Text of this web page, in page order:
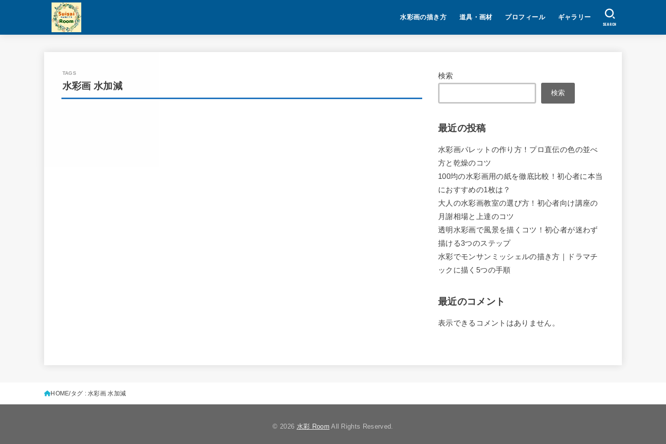
水彩画の描き方 道具・画材 プロフィール ギャラリー
SEARCH
水彩画 水加減
検索
検索
最近の投稿
水彩画パレットの作り方！プロ直伝の色の並べ
方と乾燥のコツ
100均の水彩画用の紙を徹底比較！初心者に本当
におすすめの1枚は？
大人の水彩画教室の選び方！初心者向け講座の
月謝相場と上達のコツ
透明水彩画で風景を描くコツ！初心者が迷わず
描ける3つのステップ
水彩でモンサンミッシェルの描き方｜ドラマチ
ックに描く5つの手順
最近のコメント
表示できるコメントはありません。
HOME タグ : 水彩画 水加減
© 2026 水彩 Room All Rights Reserved.